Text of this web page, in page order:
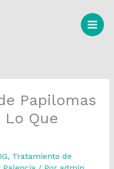
Papilomas
Que
, Tratamiento de